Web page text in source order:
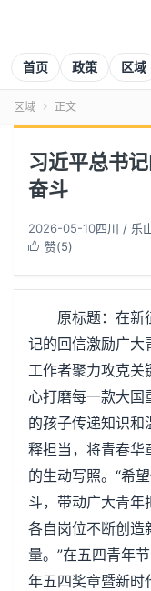
首页 政策 区域
区域  正文
习近平总书
奋斗
2026-05-10四川 / 乐
 赞(5)
原标题：在
记的回信激励广大
工作者聚力攻克关
心打磨每一款大国
的孩子传递知识
释担当，将青春华
的生动写照。“希
斗，带动广大青年
各自岗位不断创造
量。”在五四青年
年五四奖章暨新时